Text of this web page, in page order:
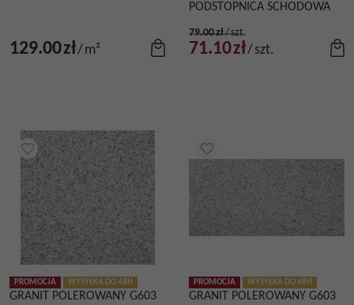
129.00zł/m²
PODSTOPNICA SCHODOWA
79.00zł/szt.
71.10zł/szt.
PROMOCJA WYSYŁKA DO 48H
GRANIT POLEROWANY G603
PROMOCJA WYSYŁKA DO 48H
GRANIT POLEROWANY G603